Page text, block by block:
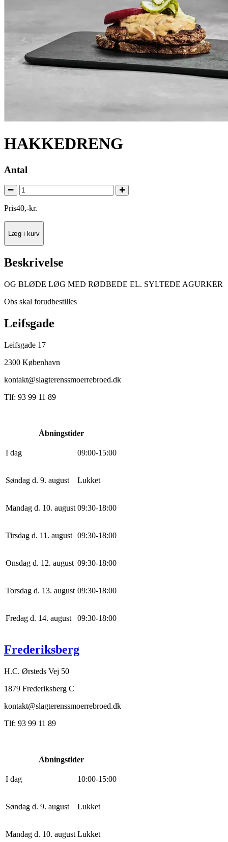
HAKKEDRENG
Antal
Pris40,-kr.
Læg i kurv
Beskrivelse
OG BLØDE LØG MED RØDBEDE EL. SYLTEDE AGURKER
Obs skal forudbestilles
Leifsgade
Leifsgade 17
2300 København
kontakt@slagterenssmoerrebroed.dk
Tlf: 93 99 11 89
Åbningstider
I dag 09:00-15:00
Søndag d. 9. august Lukket
Mandag d. 10. august 09:30-18:00
Tirsdag d. 11. august 09:30-18:00
Onsdag d. 12. august 09:30-18:00
Torsdag d. 13. august 09:30-18:00
Fredag d. 14. august 09:30-18:00
Frederiksberg
H.C. Ørsteds Vej 50
1879 Frederiksberg C
kontakt@slagterenssmoerrebroed.dk
Tlf: 93 99 11 89
Åbningstider
I dag 10:00-15:00
Søndag d. 9. august Lukket
Mandag d. 10. august Lukket